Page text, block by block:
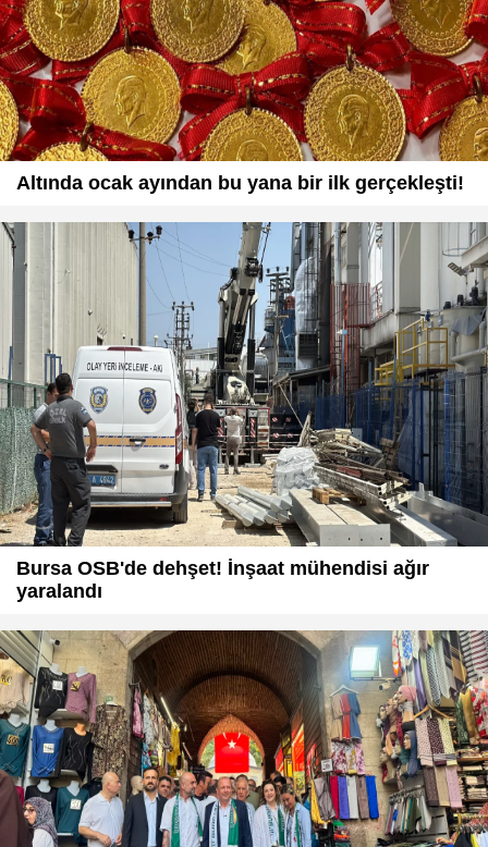
Altında ocak ayından bu yana bir ilk gerçekleşti!
Bursa OSB'de dehşet! İnşaat mühendisi ağır
yaralandı